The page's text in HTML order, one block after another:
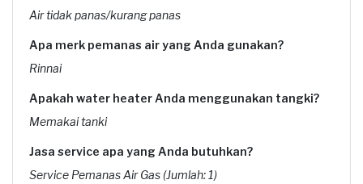
Air tidak panas/kurang panas
Apa merk pemanas air yang Anda gunakan?
Rinnai
Apakah water heater Anda menggunakan tangki?
Memakai tanki
Jasa service apa yang Anda butuhkan?
Service Pemanas Air Gas (Jumlah: 1)